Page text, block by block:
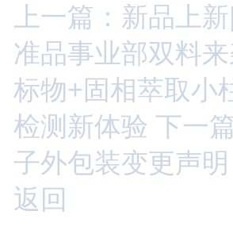
上一篇：新品上
准品事业部双料
标物+固相萃取小
检测新体验 下一
子外包装变更声明
返回